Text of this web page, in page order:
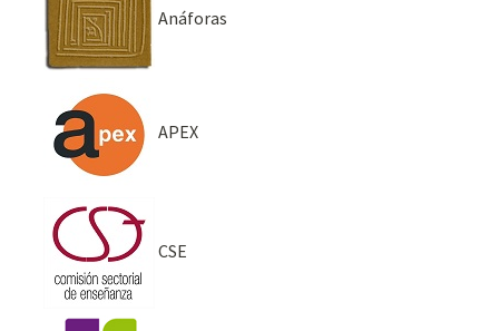
Anáforas
APEX
CSE